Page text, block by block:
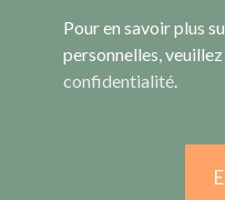
Pour en savoir plus
personnelles,
confidentialité